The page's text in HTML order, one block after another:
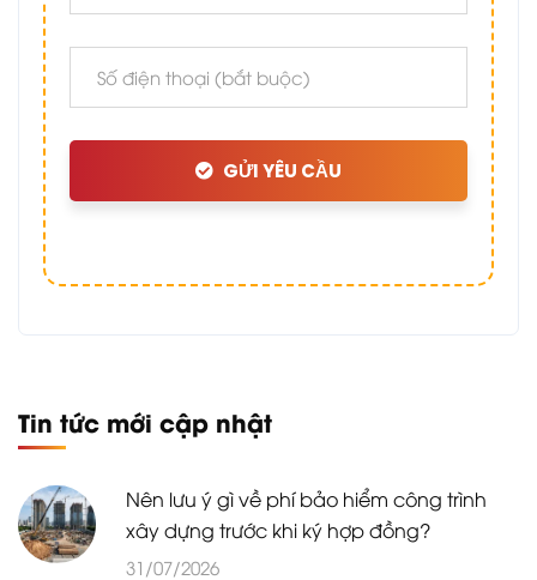
GỬI YÊU CẦU
Tin tức mới cập nhật
Nên lưu ý gì về phí bảo hiểm công trình
xây dựng trước khi ký hợp đồng?
31/07/2026